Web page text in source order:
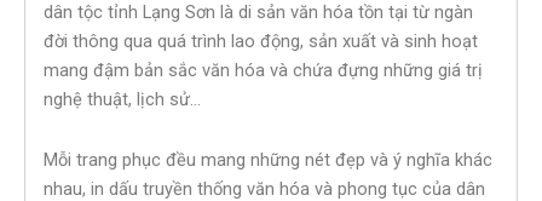
dân tộc tỉnh Lạng Sơn là di sản văn hóa tồn tại từ ngàn
đời thông qua quá trình lao động, sản xuất và sinh hoạt
mang đậm bản sắc văn hóa và chứa đựng những giá trị
nghệ thuật, lịch sử…
Mỗi trang phục đều mang những nét đẹp và ý nghĩa khác
nhau, in dấu truyền thống văn hóa và phong tục của dân